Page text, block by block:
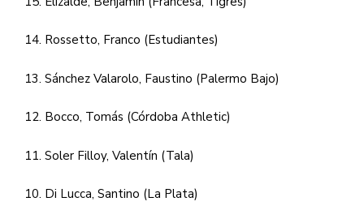
14. Rossetto, Franco (Estudiantes)
13. Sánchez Valarolo, Faustino (Palermo Bajo)
12. Bocco, Tomás (Córdoba Athletic)
11. Soler Filloy, Valentín (Tala)
10. Di Lucca, Santino (La Plata)